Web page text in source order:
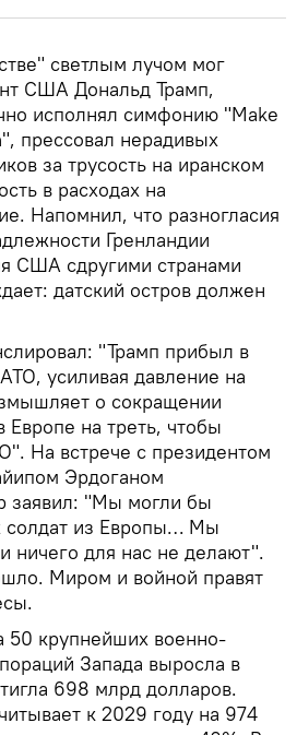
светлым лучом мог
США Дональд Трамп,
исполнял симфонию "Make
прессовал нерадивых
за трусость на иранском
в расходах на
Напомнил, что разногласия
Гренландии
США сдругими странами
датский остров должен
"Трамп прибыл в
усиливая давление на
о сокращении
Европе на треть, чтобы
На встрече с президентом
Эрдоганом
заявил: "Мы могли бы
солдат из Европы… Мы
ничего для нас не делают".
Миром и войной правят
50 крупнейших военно-
Запада выросла в
698 млрд долларов.
к 2029 году на 974